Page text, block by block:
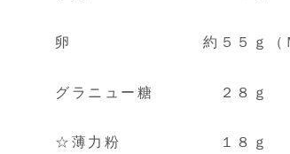
卵 約５５ｇ（Ｍサ
グラニュー糖 ２８ｇ
☆薄力粉 １８ｇ